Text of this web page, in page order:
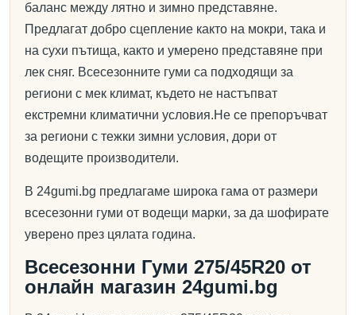
баланс между лятно и зимно представяне.
Предлагат добро сцепление както на мокри, така и
на сухи пътища, както и умерено представяне при
лек сняг. Всесезонните гуми са подходящи за
региони с мек климат, където не настъпват
екстремни климатични условия.Не се препоръчват
за региони с тежки зимни условия, дори от
водещите производители.
В 24gumi.bg предлагаме широка гама от размери
всесезонни гуми от водещи марки, за да шофирате
уверено през цялата година.
Всесезонни Гуми 275/45R20 от
онлайн магазин 24gumi.bg